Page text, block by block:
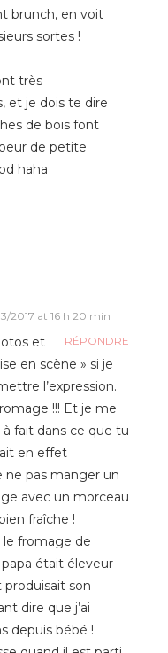
brunch, en voit
sortes !
très
et je dois te dire
de bois font
de petite
haha
2017 at 16 h 20 min
RÉPONDRE
et
en scène » si je
l’expression.
!!! Et je me
fait dans ce que tu
en effet
pas manger un
avec un morceau
fraîche !
le fromage de
était éleveur
son
dire que j’ai
depuis bébé !